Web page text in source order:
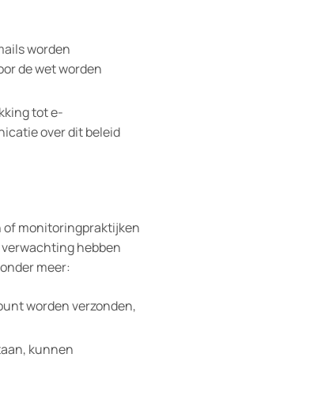
worden
de wet worden
tot e-
over dit beleid
of monitoringpraktijken
hebben
meer:
worden verzonden,
kunnen